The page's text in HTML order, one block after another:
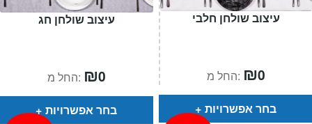
עיצוב שולחן חג
החל מ: ₪0
בחר אפשרויות
עיצוב שולחן חלבי
החל מ: ₪0
בחר אפשרויות